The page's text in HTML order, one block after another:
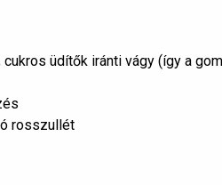
üdítők iránti vágy (így a
rosszullét